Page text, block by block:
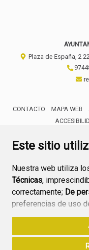
Este sitio
Nuestra web utiliza
Técnicas,
correctamente; De
preferencias de uso
funcionamiento de la
Si acepta pulsando
consideramos que
Plaza de España, 2
CONTACTO MAPA WEB